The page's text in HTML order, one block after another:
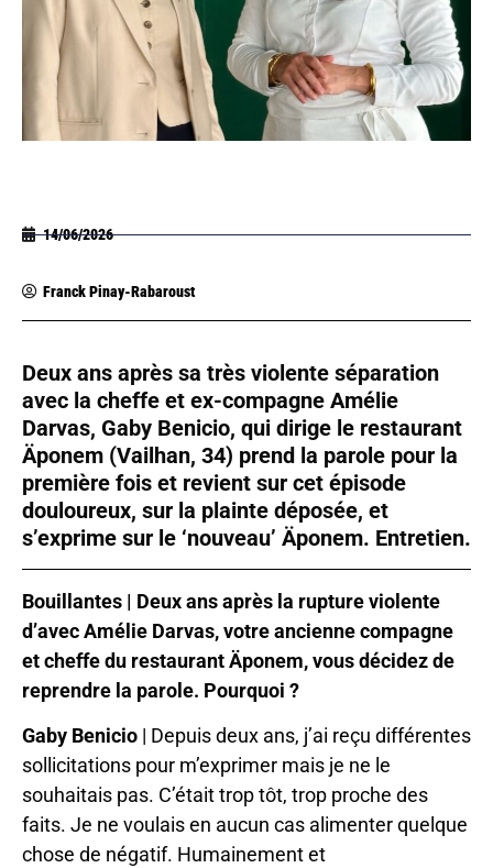
14/06/2026
Franck Pinay-Rabaroust
Deux ans après sa très violente séparation
avec la cheffe et ex-compagne Amélie
Darvas, Gaby Benicio, qui dirige le restaurant
Äponem (Vailhan, 34) prend la parole pour la
première fois et revient sur cet épisode
douloureux, sur la plainte déposée, et
s’exprime sur le ‘nouveau’ Äponem. Entretien.
Bouillantes | Deux ans après la rupture violente
d’avec Amélie Darvas, votre ancienne compagne
et cheffe du restaurant Äponem, vous décidez de
reprendre la parole. Pourquoi ?
Gaby Benicio | Depuis deux ans, j’ai reçu différentes
sollicitations pour m’exprimer mais je ne le
souhaitais pas. C’était trop tôt, trop proche des
faits. Je ne voulais en aucun cas alimenter quelque
chose de négatif. Humainement et